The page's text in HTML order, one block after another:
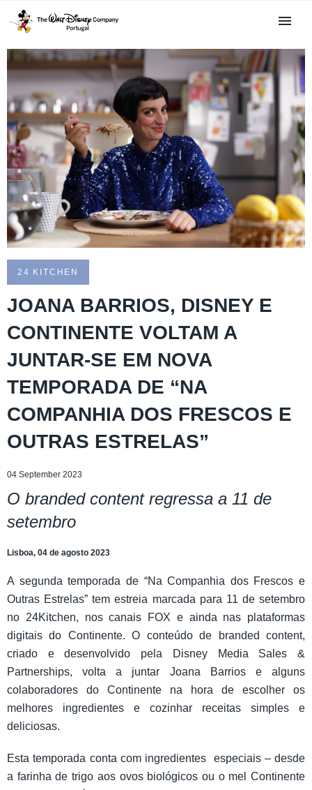
24 KITCHEN
JOANA BARRIOS, DISNEY E
CONTINENTE VOLTAM A
JUNTAR-SE EM NOVA
TEMPORADA DE “NA
COMPANHIA DOS FRESCOS E
OUTRAS ESTRELAS”
04 September 2023
O branded content regressa a 11 de
setembro
Lisboa, 04 de agosto 2023
A segunda temporada de “Na Companhia dos Frescos e
Outras Estrelas” tem estreia marcada para 11 de setembro
no 24Kitchen, nos canais FOX e ainda nas plataformas
digitais do Continente. O conteúdo de branded content,
criado e desenvolvido pela Disney Media Sales &
Partnerships, volta a juntar Joana Barrios e alguns
colaboradores do Continente na hora de escolher os
melhores ingredientes e cozinhar receitas simples e
deliciosas.
Esta temporada conta com ingredientes especiais – desde
a farinha de trigo aos ovos biológicos ou o mel Continente